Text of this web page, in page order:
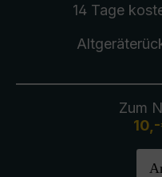
14 Tage
Zum